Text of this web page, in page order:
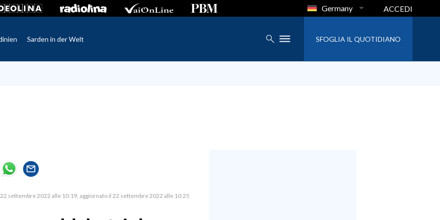
Germany ACCEDI
Sarden in der Welt SFOGLIA IL QUOTIDIANO
22 settembre 2022 alle 10:19 aggiornato il 22 settembre 2022 alle 10:25